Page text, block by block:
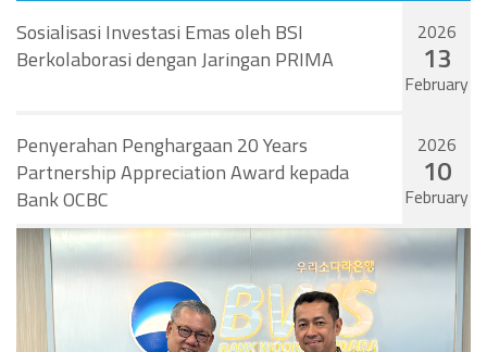
Sosialisasi Investasi Emas oleh BSI
Berkolaborasi dengan Jaringan PRIMA
2026
13
February
Penyerahan Penghargaan 20 Years
Partnership Appreciation Award kepada
Bank OCBC
2026
10
February